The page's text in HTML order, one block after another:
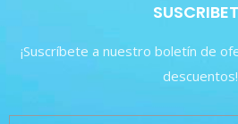
¡Suscríbete a nuestro boletín de
descuentos!